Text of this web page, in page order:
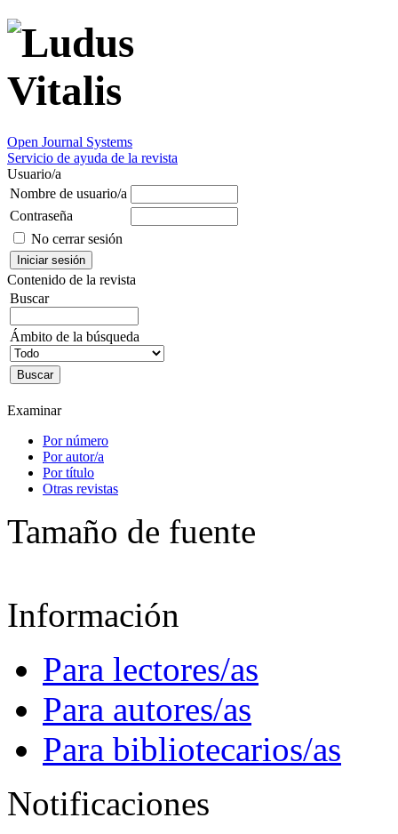
Open Journal Systems
Servicio de ayuda de la revista
Usuario/a
Nombre de usuario/a
Contraseña
No cerrar sesión
Contenido de la revista
Buscar
Ámbito de la búsqueda
Examinar
Por número
Por autor/a
Por título
Otras revistas
Tamaño de fuente
Información
Para lectores/as
Para autores/as
Para bibliotecarios/as
Notificaciones